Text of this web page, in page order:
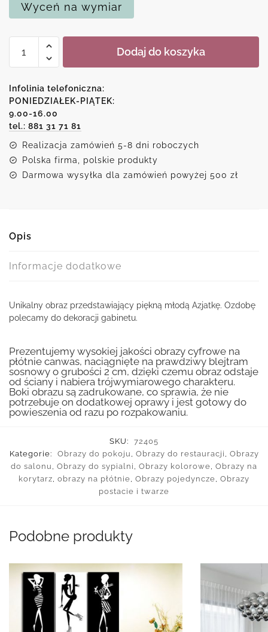
Wyceń na wymiar
Obraz
młodą
Azjatką
Dodaj do koszyka
Infolinia telefoniczna:
PONIEDZIAŁEK-PIĄTEK:
9.00-16.00
tel.: 881 31 71 81
Realizacja zamówień 5-8 dni roboczych
Polska firma, polskie produkty
Darmowa wysyłka dla zamówień powyżej 500 zł
Opis
Informacje dodatkowe
Unikalny obraz przedstawiający piękną młodą Azjatkę. Ozdobę
polecamy do dekoracji gabinetu.
Prezentujemy wysokiej jakości obrazy cyfrowe na
płótnie canwas, naciągnięte na prawdziwy blejtram
sosnowy o grubości 2 cm, dzięki czemu obraz odstaje
od ściany i nabiera trójwymiarowego charakteru.
Boki obrazu są zadrukowane, co sprawia, że nie
potrzebuje on dodatkowej oprawy i jest gotowy do
powieszenia od razu po rozpakowaniu.
SKU:
72405
Kategorie:
Obrazy do pokoju , Obrazy do restauracji , Obrazy
do salonu , Obrazy do sypialni , Obrazy kolorowe, Obrazy na
korytarz, obrazy na płótnie, Obrazy pojedyncze, Obrazy
postacie i twarze
Podobne produkty